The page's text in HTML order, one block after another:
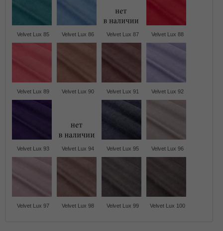
Velvet Lux 85 Velvet Lux 86 Velvet Lux 87 Velvet Lux 88
Velvet Lux 89 Velvet Lux 90 Velvet Lux 91 Velvet Lux 92
Velvet Lux 93 Velvet Lux 94 Velvet Lux 95 Velvet Lux 96
Velvet Lux 97 Velvet Lux 98 Velvet Lux 99 Velvet Lux 100